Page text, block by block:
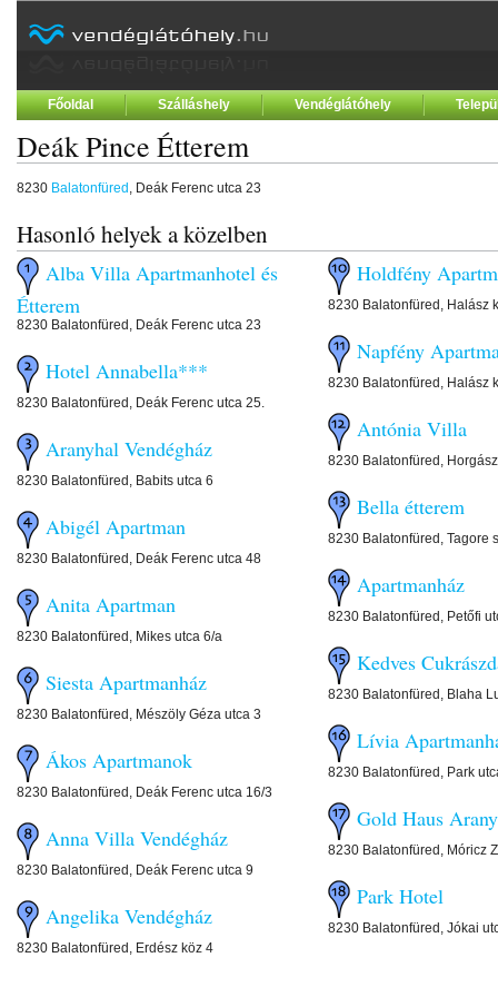
Főoldal Szálláshely Vendéglátóhely
Deák Pince Étterem
8230 Balatonfüred , Deák Ferenc utca 23
Hasonló helyek a közelben
Alba Villa Apartmanhotel és
Étterem
8230 Balatonfüred, Deák Ferenc utca 23
Hotel Annabella***
8230 Balatonfüred, Deák Ferenc utca 25.
Aranyhal Vendégház
8230 Balatonfüred, Babits utca 6
Abigél Apartman
8230 Balatonfüred, Deák Ferenc utca 48
Anita Apartman
8230 Balatonfüred, Mikes utca 6/a
Siesta Apartmanház
8230 Balatonfüred, Mészöly Géza utca 3
Ákos Apartmanok
8230 Balatonfüred, Deák Ferenc utca 16/3
Anna Villa Vendégház
8230 Balatonfüred, Deák Ferenc utca 9
Angelika Vendégház
8230 Balatonfüred, Erdész köz 4
Holdfény
8230 Balatonfüred, Halász
Napfény
8230 Balatonfüred, Halász
Antónia Villa
8230 Balatonfüred,
Bella étterem
8230 Balatonfüred, Tagore
Apartmanház
8230 Balatonfüred, Petőfi
Kedves
8230 Balatonfüred, Blaha
Lívia
8230 Balatonfüred, Park
Gold Haus
8230 Balatonfüred, Móricz
Park Hotel
8230 Balatonfüred, Jókai